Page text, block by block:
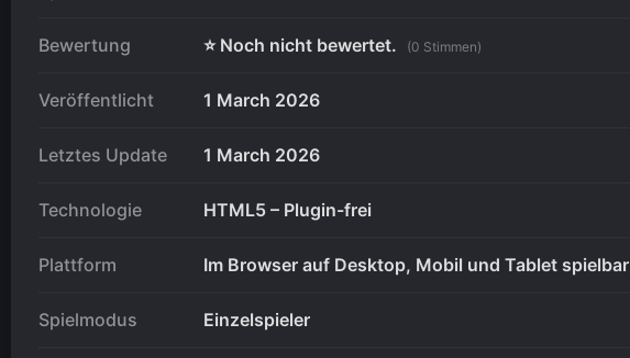
Bewertung ⭐ Noch nicht bewertet. (0 Stimmen)
Veröffentlicht 1 March 2026
Letztes Update 1 March 2026
Technologie HTML5 – Plugin-frei
Plattform Im Browser auf Desktop, Mobil und Tablet spielbar
Spielmodus Einzelspieler